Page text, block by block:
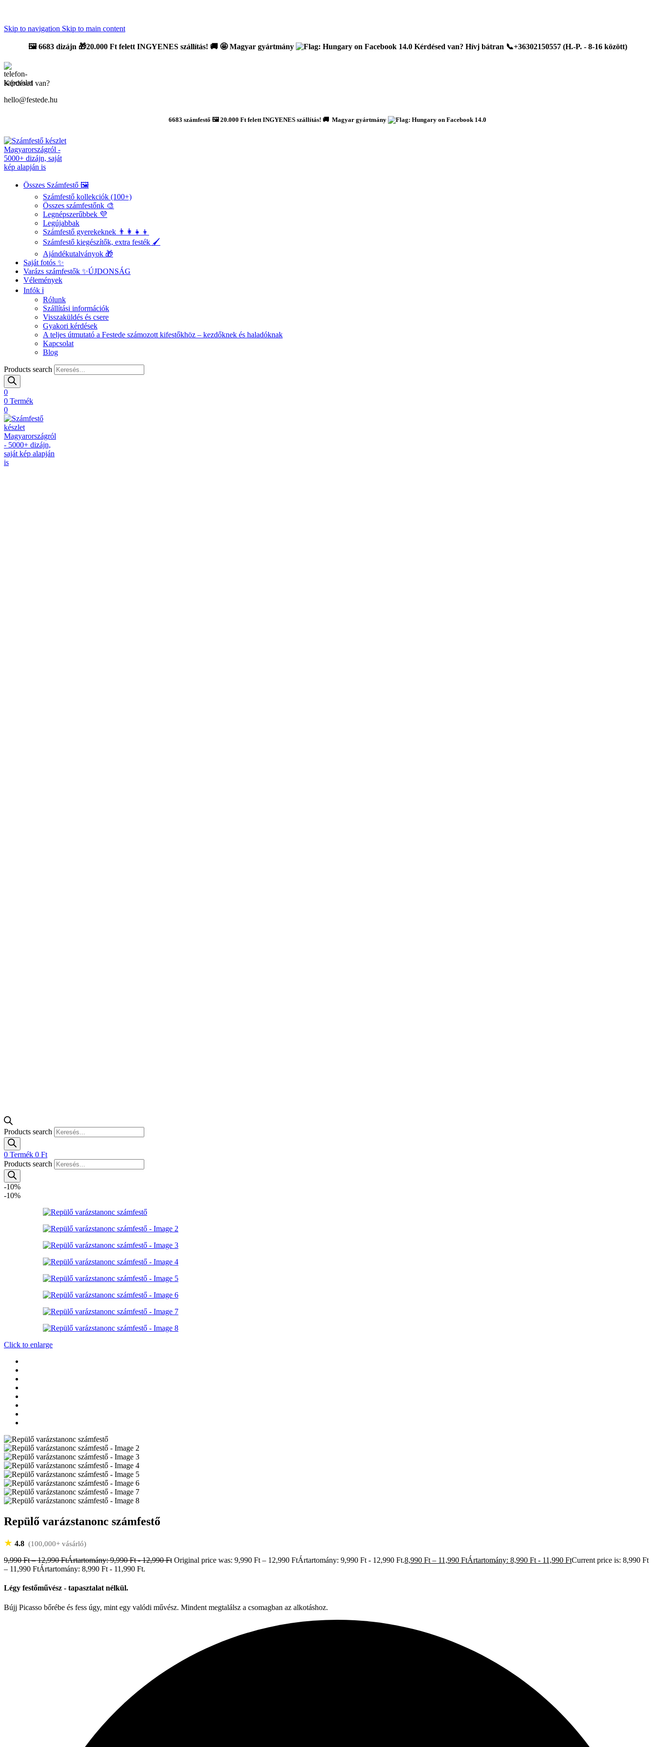
Skip to navigation Skip to main content
🖼️6683 dizájn 🎁20.000 Ft felett INGYENES szállítás! 🚚 🤩 Magyar gyártmány Kérdésed van? Hívj bátran 📞+36302150557 (H.-P. - 8-16 között)
Kérdésed van?
hello@festede.hu
6683 számfestő 🖼️ 20.000 Ft felett INGYENES szállítás! 🚚 Magyar gyártmány
Összes Számfestő 🖼️
Számfestő kollekciók (100+)
Összes számfestőnk 🎨
Legnépszerűbbek 💜
Legújabbak
Számfestő gyerekeknek 👨‍👩‍👧‍👦
Számfestő kiegészítők, extra festék 🖌️
Ajándékutalványok 🎁
Saját fotós ✨
Varázs számfestők ✨ÚJDONSÁG
Vélemények
Infók ℹ️
Rólunk
Szállítási információk
Visszaküldés és csere
Gyakori kérdések
A teljes útmutató a Festede számozott kifestőkhöz – kezdőknek és haladóknak
Kapcsolat
Blog
Products search
0
0 Termék
0
Products search
0 Termék 0 Ft
Products search
-10%
-10%
Click to enlarge
Repülő varázstanonc számfestő
★ 4.8 (100,000+ vásárló)
9,990Ft – 12,990FtÁrtartomány: 9,990 Ft - 12,990 Ft Original price was: 9,990 Ft – 12,990 FtÁrtartomány: 9,990 Ft - 12,990 Ft.8,990 Ft – 11,990 FtÁrtartomány: 8,990 Ft - 11,990 FtCurrent price is: 8,990 Ft
– 11,990 FtÁrtartomány: 8,990 Ft - 11,990 Ft.
Légy festőművész - tapasztalat nélkül.
Bújj Picasso bőrébe és fess úgy, mint egy valódi művész. Mindent megtalálsz a csomagban az alkotáshoz.